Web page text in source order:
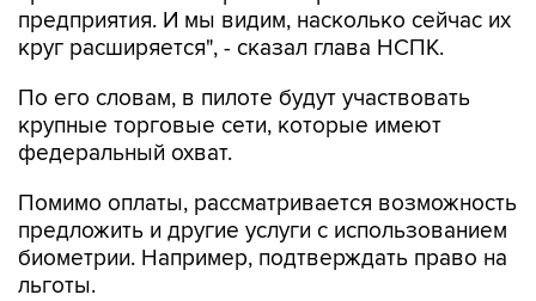
предприятия. И мы видим, насколько сейчас их
круг расширяется", - сказал глава НСПК.
По его словам, в пилоте будут участвовать
крупные торговые сети, которые имеют
федеральный охват.
Помимо оплаты, рассматривается возможность
предложить и другие услуги с использованием
биометрии. Например, подтверждать право на
льготы.